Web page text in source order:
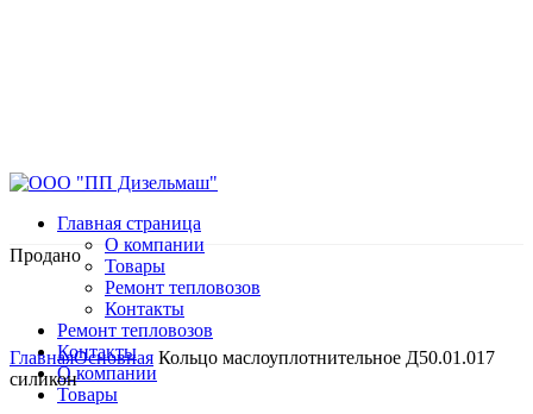
Главная страница
О компании
Товары
Ремонт тепловозов
Контакты
Ремонт тепловозов
Контакты
О компании
Товары
Продано
Нажмите, чтобы увеличить
ГлавнаяОсновная Кольцо маслоуплотнительное Д50.01.017
силикон